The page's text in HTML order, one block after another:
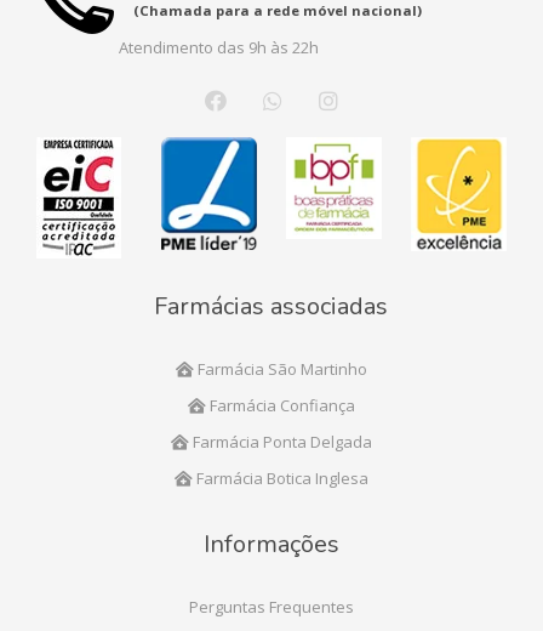
(Chamada para a rede móvel nacional)
Atendimento das 9h às 22h
Farmácias associadas
Farmácia São Martinho
Farmácia Confiança
Farmácia Ponta Delgada
Farmácia Botica Inglesa
Informações
Perguntas Frequentes